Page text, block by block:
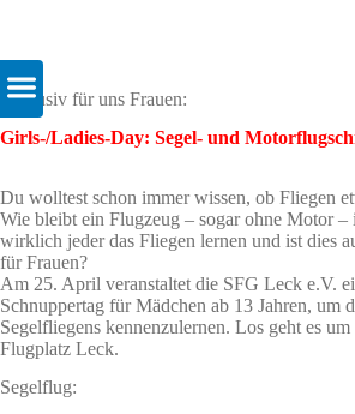
Exklusiv für uns Frauen:
Girls-/Ladies-Day: Segel- und
Du wolltest schon immer wissen, ob Fliegen
Wie bleibt ein Flugzeug – sogar ohne Motor
wirklich jeder das Fliegen lernen und ist dies
für Frauen?
Am 25. April veranstaltet die SFG Leck e.V.
Schnuppertag für Mädchen ab 13 Jahren, um
Segelfliegens kennenzulernen. Los geht es
Flugplatz Leck.
Segelflug: